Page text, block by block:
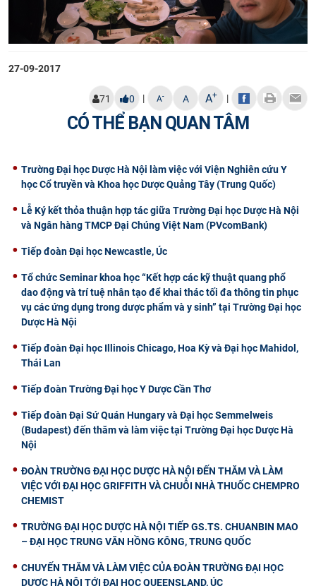
27-09-2017
71 0 | A- A A+ |
CÓ THỂ BẠN QUAN TÂM
Trường Đại học Dược Hà Nội làm việc với Viện Nghiên cứu Y
học Cổ truyền và Khoa học Dược Quảng Tây (Trung Quốc)
Lễ Ký kết thỏa thuận hợp tác giữa Trường Đại học Dược Hà Nội
và Ngân hàng TMCP Đại Chúng Việt Nam (PVcomBank)
Tiếp đoàn Đại học Newcastle, Úc
Tổ chức Seminar khoa học “Kết hợp các kỹ thuật quang phổ
dao động và trí tuệ nhân tạo để khai thác tối đa thông tin phục
vụ các ứng dụng trong dược phẩm và y sinh” tại Trường Đại học
Dược Hà Nội
Tiếp đoàn Đại học Illinois Chicago, Hoa Kỳ và Đại học Mahidol,
Thái Lan
Tiếp đoàn Trường Đại học Y Dược Cần Thơ
Tiếp đoàn Đại Sứ Quán Hungary và Đại học Semmelweis
(Budapest) đến thăm và làm việc tại Trường Đại học Dược Hà
Nội
ĐOÀN TRƯỜNG ĐẠI HỌC DƯỢC HÀ NỘI ĐẾN THĂM VÀ LÀM
VIỆC VỚI ĐẠI HỌC GRIFFITH VÀ CHUỖI NHÀ THUỐC CHEMPRO
CHEMIST
TRƯỜNG ĐẠI HỌC DƯỢC HÀ NỘI TIẾP GS.TS. CHUANBIN MAO
– ĐẠI HỌC TRUNG VĂN HỒNG KÔNG, TRUNG QUỐC
CHUYẾN THĂM VÀ LÀM VIỆC CỦA ĐOÀN TRƯỜNG ĐẠI HỌC
DƯỢC HÀ NỘI TỚI ĐẠI HỌC QUEENSLAND, ÚC